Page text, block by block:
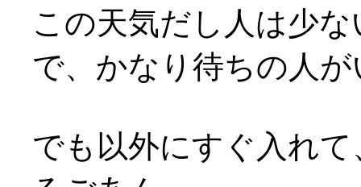
この天気だし人は少
で、かなり待ちの人
でも以外にすぐ入れ